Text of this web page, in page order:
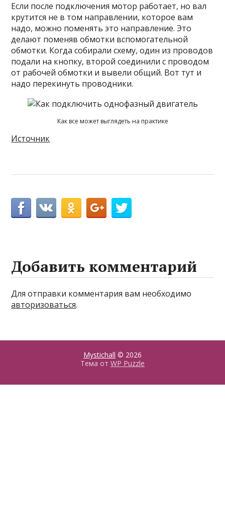
Если после подключения мотор работает, но вал
крутится не в том направлении, которое вам
надо, можно поменять это направление. Это
делают поменяв обмотки вспомогательной
обмотки. Когда собирали схему, один из проводов
подали на кнопку, второй соединили с проводом
от рабочей обмотки и вывели общий. Вот тут и
надо перекинуть проводники.
Как все может выглядеть на практике
Источник
Добавить комментарий
Для отправки комментария вам необходимо
авторизоваться.
Mystichall © 2026
Тема от WP Puzzle